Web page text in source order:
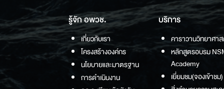
รู้จัก อพวช.
เกี่ยวกับเรา
โครงสร้างองค์กร
นโยบายและมาตรฐาน
การดำเนินงาน
บริการ
คาราวานวิทยาศา
หลักสูตรอบรม
Academy
เยี่ยมชม(จองเข้าชม)